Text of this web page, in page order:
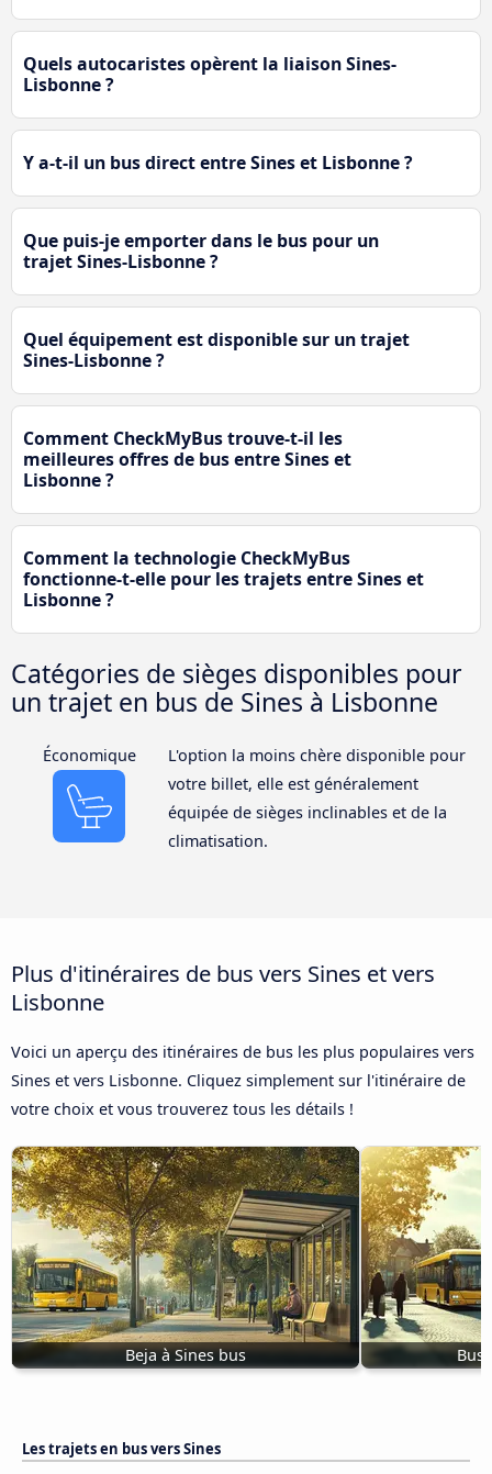
Quels autocaristes opèrent la liaison Sines-
Lisbonne ?
Y a-t-il un bus direct entre Sines et Lisbonne ?
Que puis-je emporter dans le bus pour un
trajet Sines-Lisbonne ?
Quel équipement est disponible sur un trajet
Sines-Lisbonne ?
Comment CheckMyBus trouve-t-il les
meilleures offres de bus entre Sines et
Lisbonne ?
Comment la technologie CheckMyBus
fonctionne-t-elle pour les trajets entre Sines et
Lisbonne ?
Catégories de sièges disponibles pour
un trajet en bus de Sines à Lisbonne
Économique
L'option la moins chère disponible pour
votre billet, elle est généralement
équipée de sièges inclinables et de la
climatisation.
Plus d'itinéraires de bus vers Sines et vers
Lisbonne
Voici un aperçu des itinéraires de bus les plus populaires vers
Sines et vers Lisbonne. Cliquez simplement sur l'itinéraire de
votre choix et vous trouverez tous les détails !
Beja à Sines bus Bus
Les trajets en bus vers Sines